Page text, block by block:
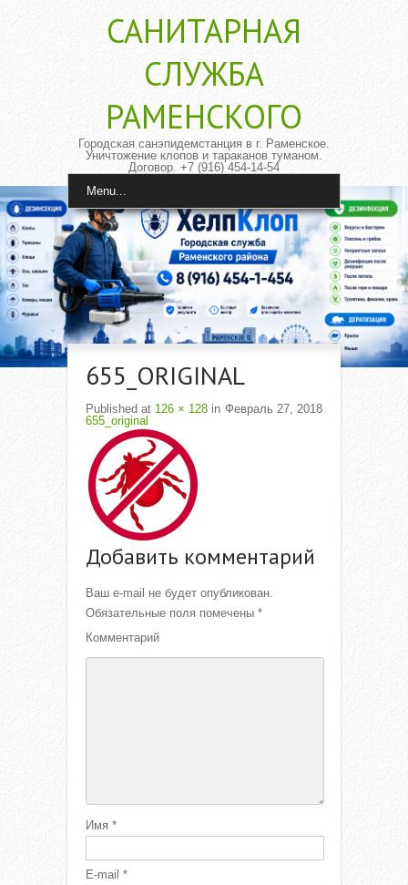
САНИТАРНАЯ
CЛУЖБА
РАМЕНСКОГО
Городская санэпидемстанция в г. Раменское.
Уничтожение клопов и тараканов туманом.
Договор. +7 (916) 454-14-54
Menu...
655_ORIGINAL
Published Февраль 27, 2018
at 126 × 128 in
655_original
Добавить комментарий
Ваш e-mail не будет опубликован.
Обязательные поля помечены *
Комментарий
Имя *
E-mail *